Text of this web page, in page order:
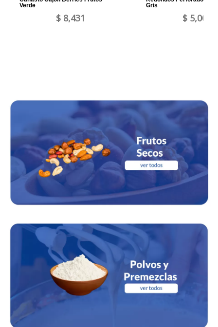
Verde
$ 8,431
Gris
$ 5,002